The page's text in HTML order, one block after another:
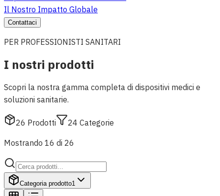
Il Nostro Impatto Globale
Contattaci
PER PROFESSIONISTI SANITARI
I nostri prodotti
Scopri la nostra gamma completa di dispositivi medici e
soluzioni sanitarie.
26 Prodotti 24 Categorie
Mostrando 16 di 26
Categoria prodotto1